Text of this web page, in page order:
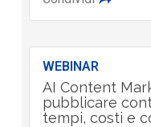
WEBINAR
AI Content
pubblicare
tempi, costi e